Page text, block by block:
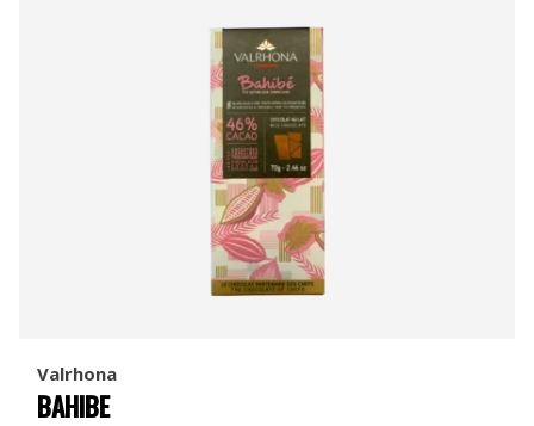
Valrhona
BAHIBE